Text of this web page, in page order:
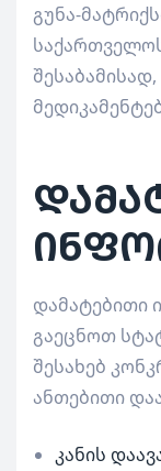
გუნა-
დამატებითი
გაეცნოთ
შესახებ
ანთებითი
კანის